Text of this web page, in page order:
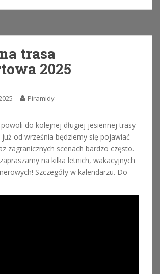
trasa
2025
Piramidy
do kolejnej długiej jesiennej trasy
od września będziemy się pojawiać
zagranicznych scenach bardzo często.
na kilka letnich, wakacyjnych
Szczegóły w kalendarzu. Do